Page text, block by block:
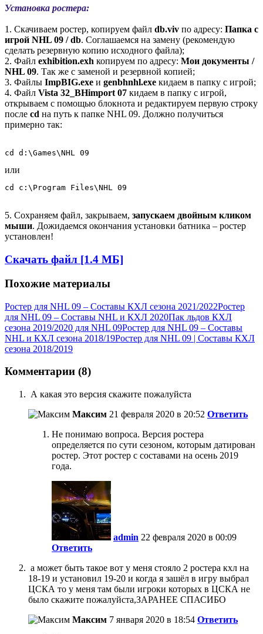
Установка ростера:
1. Скачиваем ростер, копируем файл db.viv по адресу: Папка с
игрой NHL 09 / db. Соглашаемся на замену (рекомендую
сделать резервную копию исходного файла);
2. Файл exhibition.exh копируем по адресу: Мои документы /
NHL 09. Так же с заменой и резервной копией;
3. Файлы ImpBIG.exe и genbhnhl.exe кидаем в папку с игрой;
4. Файл Vista 32_BHimport 07 кидаем в папку с игрой,
открываем с помощью блокнота и редактируем первую строку
после cd на путь к папке NHL 09. Должно получиться
примерно так:
cd d:\Games\NHL 09
или
cd c:\Program Files\NHL 09
5. Сохраняем файл, закрываем, запускаем двойным кликом
мыши. Дожидаемся окончания установки батника – ростер
установлен!
Скачать файл [1.4 МБ]
Похожие материалы
Ростер для NHL 09 – Составы КХЛ сезона 2021/2022Ростер
для NHL 09 – Составы NHL и КХЛ 2020Пак льдов КХЛ
сезона 2019/2020 для NHL 09Ростер для NHL 09 – Составы
NHL и КХЛ сезона 2018/19Ростер для NHL 09 | Составы КХЛ
сезона 2018/2019
Комментарии (8)
А какая это версия скажите пожалуйста
Максим 21 февраля 2020 в 20:52 Ответить
Не понимаю вопроса. Версия ростера
определяется по сути сезоном, которым датирован
ростер. Этот ростер с составами на осень 2019
года.
admin 22 февраля 2020 в 00:09
Ответить
а может быть такое вот у меня стояло 2 ростера кхл на
18-19 и установил 19-20 и когда я зашёл в игру выбрал
ЦСКА то у меня там были игроки которых в ЦСКА не
было скажите пожалуйста,ЗАРАНЕЕ СПАСИБО
Максим 7 января 2020 в 18:54 Ответить